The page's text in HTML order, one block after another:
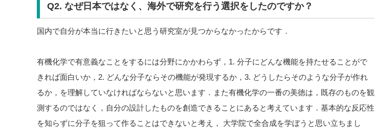
Q2. なぜ日本ではなく、海外で研究を行う選択をしたのですか？
国内で自分が本当に行きたいと思う研究室が見つからなかったからです．
有機化学で有意義なことをするには分野にかかわらず，1. 分子にどんな機能を持たせることがで
きれば面白いか，2. どんな分子ならその機能が発現するか，3. どうしたらそのような分子が作れ
るか，を理解していなければならないと思います．また有機化学の一番の美徳は，既存のものを観
測するのではなく，自分の設計したものを創造できることにあると考えています．基本的な反応性
を知らずに分子を狙って作ることはできないと考え， 大学院で全合成を学ぼうと思い立ちまし